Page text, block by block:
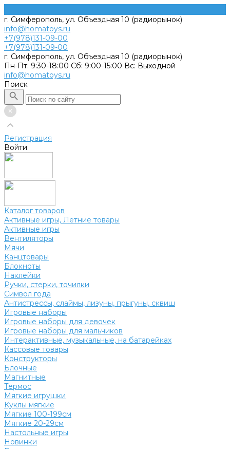
г. Симферополь, ул. Объездная 10 (радиорынок)
info@homatoys.ru
+7(978)131-09-00
+7(978)131-09-00
г. Симферополь, ул. Объездная 10 (радиорынок)
Пн-Пт: 9:30-18:00 Cб: 9:00-15:00 Вс: Выходной
info@homatoys.ru
Поиск
Регистрация
Войти
Каталог товаров
Активные игры, Летние товары
Активные игры
Вентиляторы
Мячи
Канцтовары
Блокноты
Наклейки
Ручки, стерки, точилки
Символ года
Антистрессы, слаймы, лизуны, прыгуны, сквиш
Игровые наборы
Игровые наборы для девочек
Игровые наборы для мальчиков
Интерактивные, музыкальные, на батарейках
Кассовые товары
Конструкторы
Блочные
Магнитные
Термос
Мягкие игрушки
Куклы мягкие
Мягкие 100-199см
Мягкие 20-29см
Настольные игры
Новинки